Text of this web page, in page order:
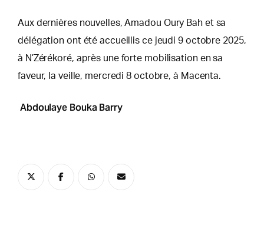
Aux dernières nouvelles, Amadou Oury Bah et sa
délégation ont été accueillis ce jeudi 9 octobre 2025,
à N’Zérékoré, après une forte mobilisation en sa
faveur, la veille, mercredi 8 octobre, à Macenta.
Abdoulaye Bouka Barry